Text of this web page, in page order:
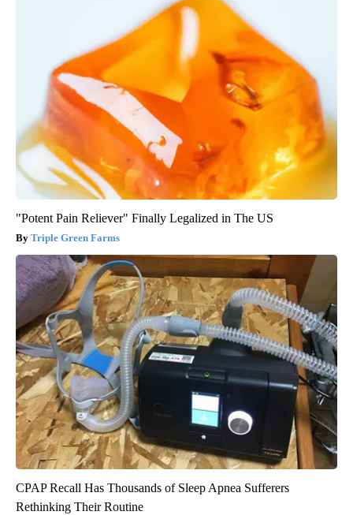
"Potent Pain Reliever" Finally Legalized in The US
Triple Green Farms
CPAP Recall Has Thousands of Sleep Apnea Sufferers
Rethinking Their Routine